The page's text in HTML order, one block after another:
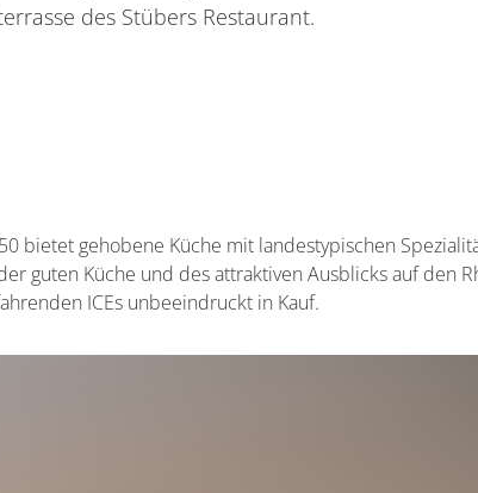
des Stübers Restaurant.
bietet gehobene Küche mit landestypischen
guten Küche und des attraktiven Ausblicks auf den
ICEs unbeeindruckt in Kauf.